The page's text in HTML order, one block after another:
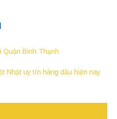
Quận Bình Thạnh
Nhật uy tín hàng đầu hiện nay